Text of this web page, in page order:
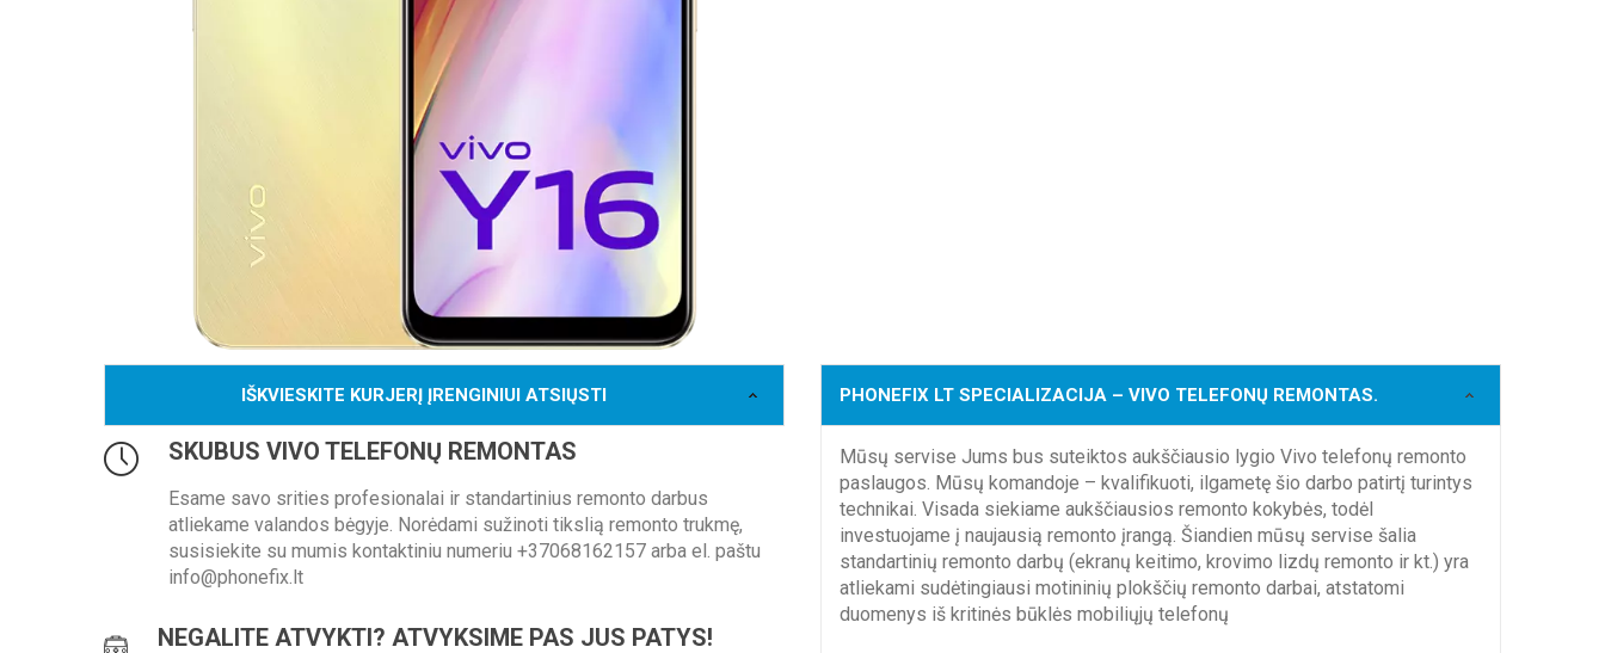
IŠKVIESKITE KURJERĮ ĮRENGINIUI ATSIŲSTI
SKUBUS VIVO TELEFONŲ REMONTAS
Esame savo srities profesionalai ir standartinius remonto darbus
atliekame valandos bėgyje. Norėdami sužinoti tikslią remonto trukmę,
susisiekite su mumis kontaktiniu numeriu +37068162157 arba el. paštu
info@phonefix.lt
NEGALITE ATVYKTI? ATVYKSIME PAS JUS PATYS!
PHONEFIX LT SPECIALIZACIJA – VIVO TELEFONŲ REMONTAS.
Mūsų servise Jums bus suteiktos aukščiausio lygio Vivo telefonų remonto
paslaugos. Mūsų komandoje – kvalifikuoti, ilgametę šio darbo patirtį turintys
technikai. Visada siekiame aukščiausios remonto kokybės, todėl
investuojame į naujausią remonto įrangą. Šiandien mūsų servise šalia
standartinių remonto darbų (ekranų keitimo, krovimo lizdų remonto ir kt.) yra
atliekami sudėtingiausi motininių plokščių remonto darbai, atstatomi
duomenys iš kritinės būklės mobiliųjų telefonų